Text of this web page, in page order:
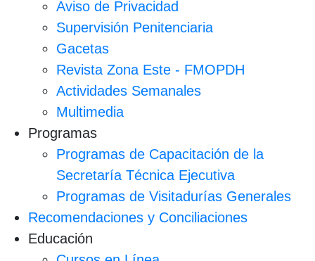
Aviso de Privacidad
Supervisión Penitenciaria
Gacetas
Revista Zona Este - FMOPDH
Actividades Semanales
Multimedia
Programas
Programas de Capacitación de la
Secretaría Técnica Ejecutiva
Programas de Visitadurías Generales
Recomendaciones y Conciliaciones
Educación